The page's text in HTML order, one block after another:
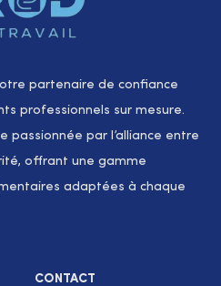
partenaire de confiance
professionnels sur mesure.
passionnée par l’alliance entre
offrant une gamme
adaptées à chaque
CONTACT